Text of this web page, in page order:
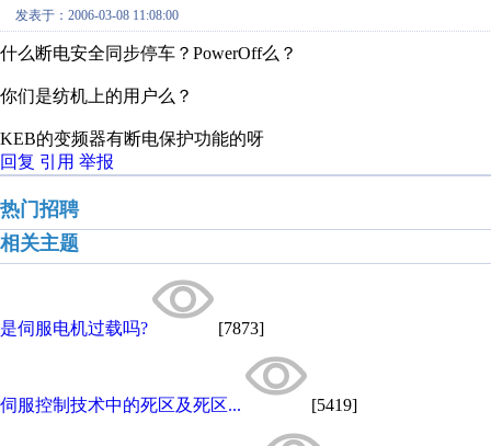
发表于：2006-03-08 11:08:00
什么断电安全同步停车？PowerOff么？
你们是纺机上的用户么？
KEB的变频器有断电保护功能的呀
回复 引用 举报
热门招聘
相关主题
是伺服电机过载吗? [7873]
伺服控制技术中的死区及死区... [5419]